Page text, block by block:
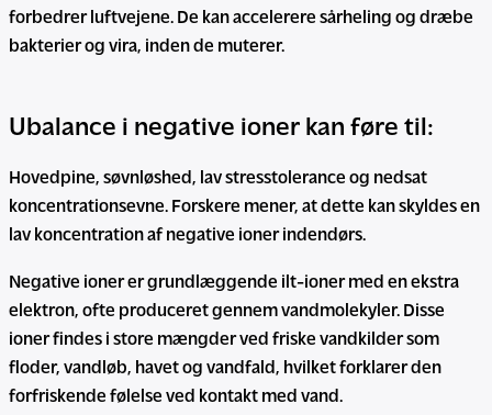
forbedrer luftvejene. De kan accelerere sårheling og dræbe
bakterier og vira, inden de muterer.
Ubalance i negative ioner kan føre til:
Hovedpine, søvnløshed, lav stresstolerance og nedsat
koncentrationsevne. Forskere mener, at dette kan skyldes en
lav koncentration af negative ioner indendørs.
Negative ioner er grundlæggende ilt-ioner med en ekstra
elektron, ofte produceret gennem vandmolekyler. Disse
ioner findes i store mængder ved friske vandkilder som
floder, vandløb, havet og vandfald, hvilket forklarer den
forfriskende følelse ved kontakt med vand.